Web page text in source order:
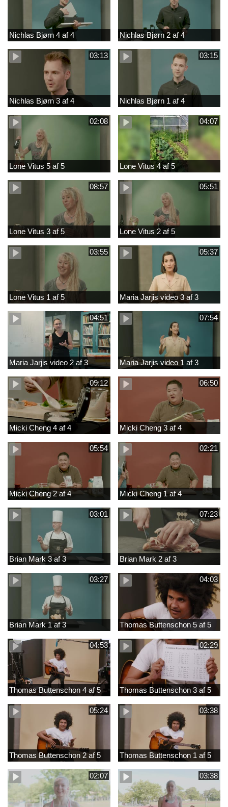
Nichlas Bjørn 4 af 4 Nichlas Bjørn 2 af 4
03:13
Nichlas Bjørn 3 af 4
03:15
Nichlas Bjørn 1 af 4
02:08
Lone Vitus 5 af 5
04:07
Lone Vitus 4 af 5
08:57
Lone Vitus 3 af 5
05:51
Lone Vitus 2 af 5
03:55
Lone Vitus 1 af 5
05:37
Maria Jarjis video 3 af 3
04:51
Maria Jarjis video 2 af 3
07:54
Maria Jarjis video 1 af 3
09:12
Micki Cheng 4 af 4
06:50
Micki Cheng 3 af 4
05:54
Micki Cheng 2 af 4
02:21
Micki Cheng 1 af 4
03:01
Brian Mark 3 af 3
07:23
Brian Mark 2 af 3
03:27
Brian Mark 1 af 3
04:03
Thomas Buttenschon 5 af 5
04:53
Thomas Buttenschon 4 af 5
02:29
Thomas Buttenschon 3 af 5
05:24
Thomas Buttenschon 2 af 5
03:38
Thomas Buttenschon 1 af 5
02:07 03:38